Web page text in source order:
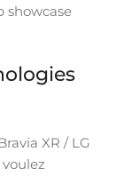
showcase
XR / LG
voulez